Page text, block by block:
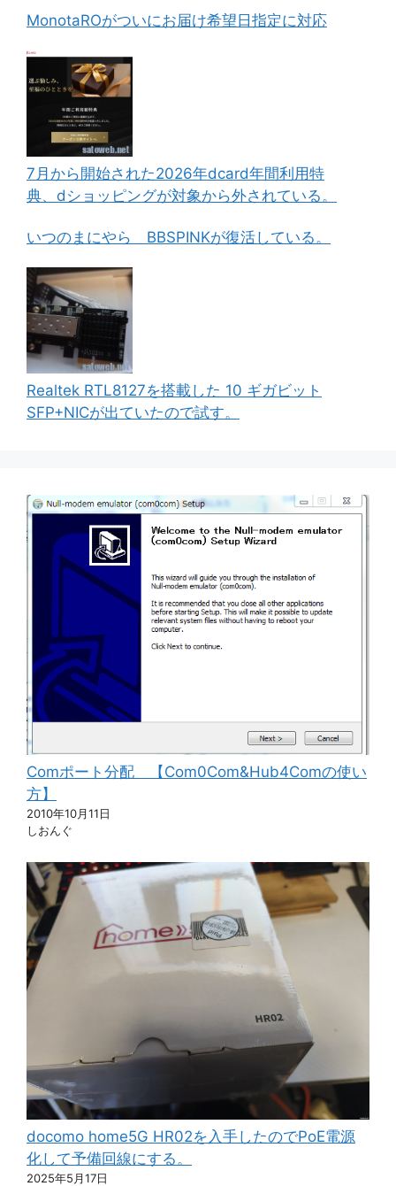
MonotaROがついにお届け希望日指定に対応
7月から開始された2026年dcard年間利用特
典、dショッピングが対象から外されている。
いつのまにやら BBSPINKが復活している。
Realtek RTL8127を搭載した 10 ギガビット
SFP+NICが出ていたので試す。
Comポート分配 【Com0Com&Hub4Comの使い
方】
2010年10月11日
しおんぐ
docomo home5G HR02を入手したのでPoE電源
化して予備回線にする。
2025年5月17日